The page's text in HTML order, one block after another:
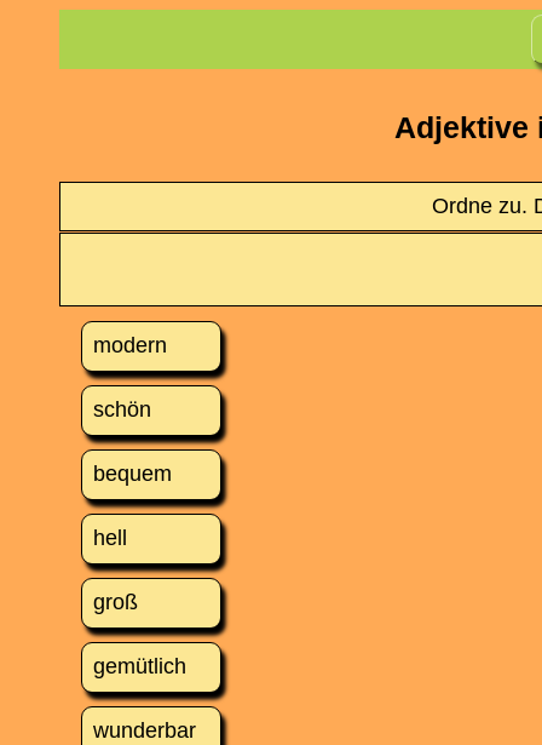
Adjektive
Ordne zu.
groß
gemütlich
modern
bequem
schön
wunderbar
hell